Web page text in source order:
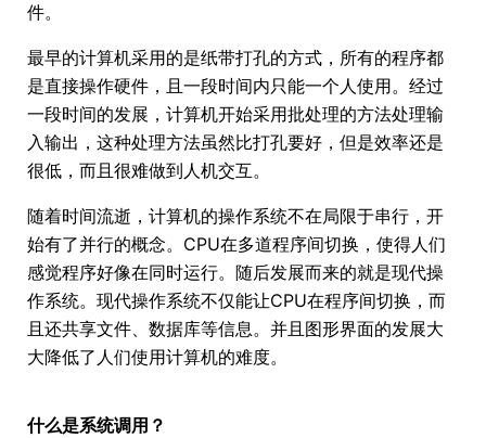
件。
最早的计算机采用的是纸带打孔的方式，所有的程序都
是直接操作硬件，且一段时间内只能一个人使用。经过
一段时间的发展，计算机开始采用批处理的方法处理输
入输出，这种处理方法虽然比打孔要好，但是效率还是
很低，而且很难做到人机交互。
随着时间流逝，计算机的操作系统不在局限于串行，开
始有了并行的概念。CPU在多道程序间切换，使得人们
感觉程序好像在同时运行。随后发展而来的就是现代操
作系统。现代操作系统不仅能让CPU在程序间切换，而
且还共享文件、数据库等信息。并且图形界面的发展大
大降低了人们使用计算机的难度。
什么是系统调用？